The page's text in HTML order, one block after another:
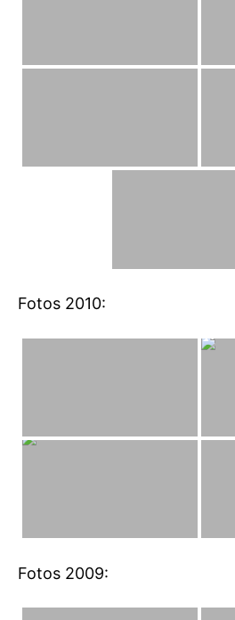
Fotos 2010:
Fotos 2009: